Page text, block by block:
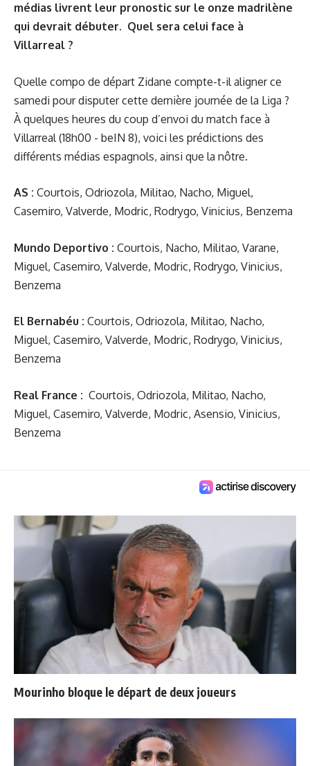
médias livrent leur pronostic sur le onze madrilène
qui devrait débuter. Quel sera celui face à
Villarreal ?
Quelle compo de départ Zidane compte-t-il aligner ce
samedi pour disputer cette dernière journée de la Liga ?
À quelques heures du coup d’envoi du match face à
Villarreal (18h00 - beIN 8), voici les prédictions des
différents médias espagnols, ainsi que la nôtre.
AS : Courtois, Odriozola, Militao, Nacho, Miguel,
Casemiro, Valverde, Modric, Rodrygo, Vinicius, Benzema
Mundo Deportivo : Courtois, Nacho, Militao, Varane,
Miguel, Casemiro, Valverde, Modric, Rodrygo, Vinicius,
Benzema
El Bernabéu : Courtois, Odriozola, Militao, Nacho,
Miguel, Casemiro, Valverde, Modric, Rodrygo, Vinicius,
Benzema
Real France : Courtois, Odriozola, Militao, Nacho,
Miguel, Casemiro, Valverde, Modric, Asensio, Vinicius,
Benzema
Mourinho bloque le départ de deux joueurs